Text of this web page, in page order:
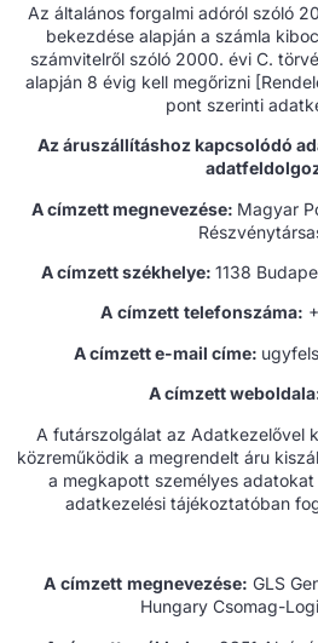
Az általános forgalmi adóról szóló
bekezdése alapján a számla
számvitelről szóló 2000. évi C.
alapján 8 évig kell megőrizni
pont szerinti
Az áruszállításhoz kapcsolódó
A címzett megnevezése: Magyar
Acímzett székhelye: 1138
A címzett telefonszáma:
A címzett e-mail címe:
A címzett
A futárszolgálat az Adatkezelővel
közreműködik a megrendelt áru
a megkapott személyes
adatkezelési tájékoztatóban
A címzett megnevezése: GLS
Hungary Csomag-